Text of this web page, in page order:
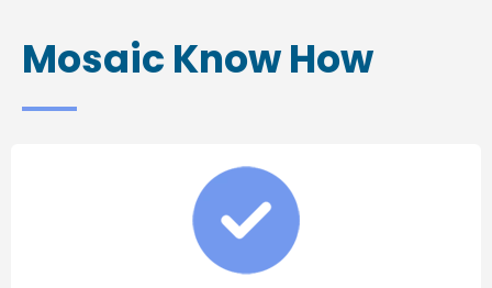
Mosaic Know How